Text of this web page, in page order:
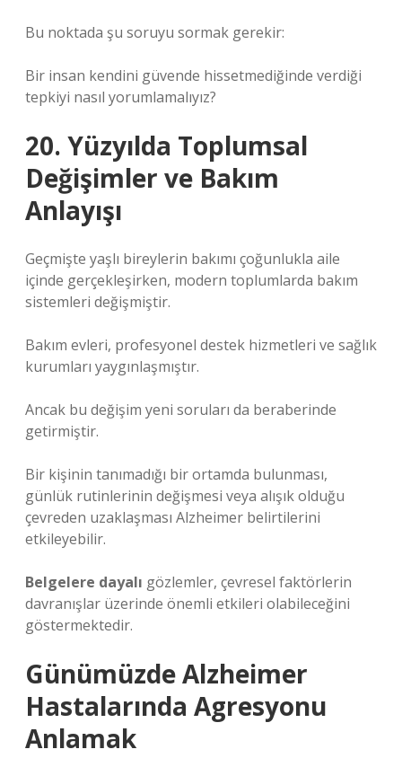
Bu noktada şu soruyu sormak gerekir:
Bir insan kendini güvende hissetmediğinde verdiği
tepkiyi nasıl yorumlamalıyız?
20. Yüzyılda Toplumsal
Değişimler ve Bakım
Anlayışı
Geçmişte yaşlı bireylerin bakımı çoğunlukla aile
içinde gerçekleşirken, modern toplumlarda bakım
sistemleri değişmiştir.
Bakım evleri, profesyonel destek hizmetleri ve sağlık
kurumları yaygınlaşmıştır.
Ancak bu değişim yeni soruları da beraberinde
getirmiştir.
Bir kişinin tanımadığı bir ortamda bulunması,
günlük rutinlerinin değişmesi veya alışık olduğu
çevreden uzaklaşması Alzheimer belirtilerini
etkileyebilir.
Belgelere dayalı gözlemler, çevresel faktörlerin
davranışlar üzerinde önemli etkileri olabileceğini
göstermektedir.
Günümüzde Alzheimer
Hastalarında Agresyonu
Anlamak